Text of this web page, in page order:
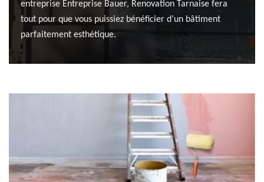
entreprise Entreprise Bauer, Renovation Tarnaise fera
tout pour que vous puissiez bénéficier d’un bâtiment
parfaitement esthétique.